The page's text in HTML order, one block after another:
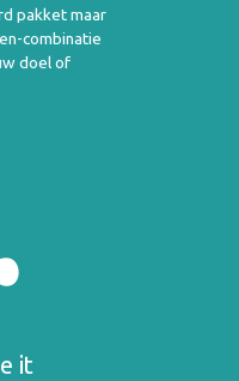
pakket maar
combinatie
doel of
it